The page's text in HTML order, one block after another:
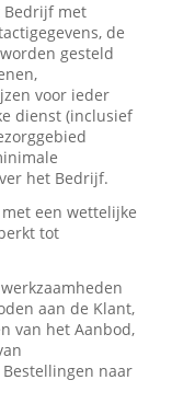
Bedrijf met
de
gesteld
voor ieder
dienst (inclusief
het Bedrijf.
een wettelijke
tot
aan de Klant,
van het Aanbod,
naar